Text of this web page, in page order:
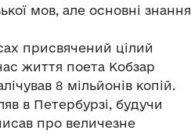
мов, але основні знання
присвячений цілий
життя поета Кобзар
8 мільйонів копій.
в Петербурзі, будучи
про величезне